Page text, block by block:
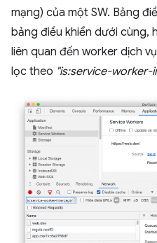
mạng) của một SW. Bảng
bảng điều khiển dưới cùng,
liên quan đến worker dịch
lọc theo "is:service-